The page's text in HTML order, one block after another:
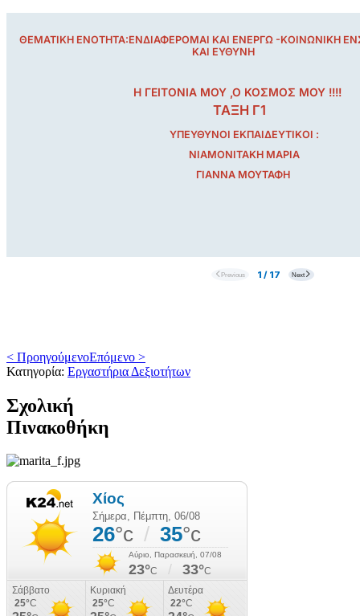
< ΠροηγούμενοΕπόμενο >
Κατηγορία: Εργαστήρια Δεξιοτήτων
Σχολική
Πινακοθήκη